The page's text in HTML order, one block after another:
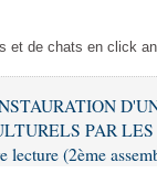
et de chats en click
PAR LES
(2ème